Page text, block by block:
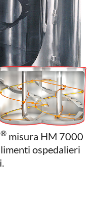
® misura HM 7000
ospedalieri